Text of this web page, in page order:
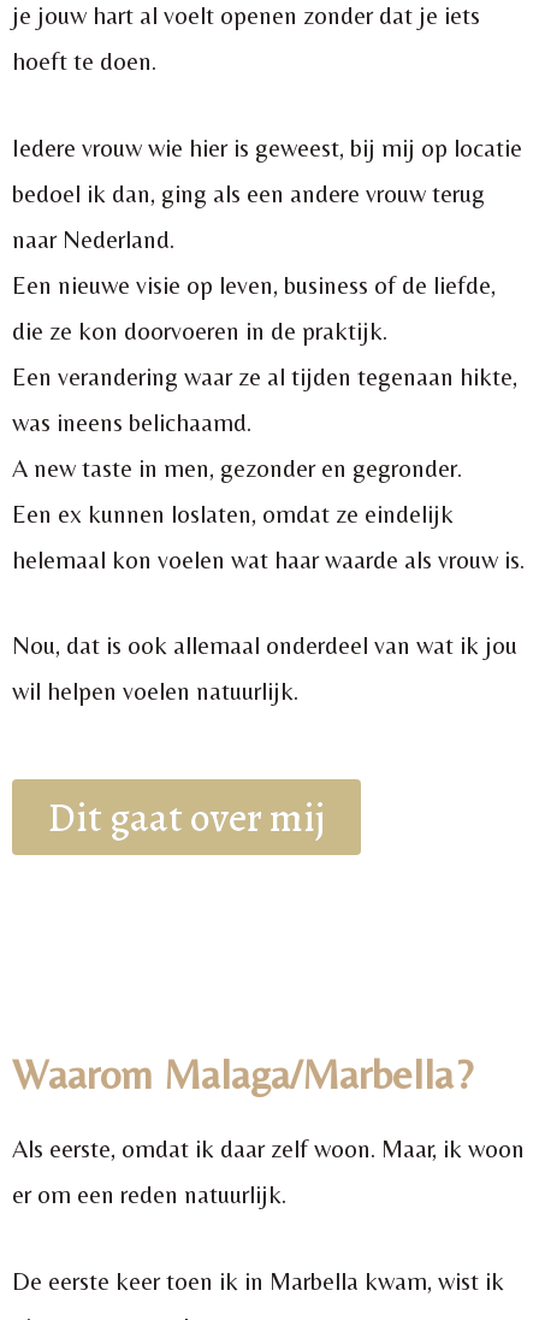
je jouw hart al voelt openen zonder dat je iets
hoeft te doen.
Iedere vrouw wie hier is geweest, bij mij op locatie
bedoel ik dan, ging als een andere vrouw terug
naar Nederland.
Een nieuwe visie op leven, business of de liefde,
die ze kon doorvoeren in de praktijk.
Een verandering waar ze al tijden tegenaan hikte,
was ineens belichaamd.
A new taste in men, gezonder en gegronder.
Een ex kunnen loslaten, omdat ze eindelijk
helemaal kon voelen wat haar waarde als vrouw is.
Nou, dat is ook allemaal onderdeel van wat ik jou
wil helpen voelen natuurlijk.
Dit gaat over mij
Waarom Malaga/Marbella?
Als eerste, omdat ik daar zelf woon. Maar, ik woon
er om een reden natuurlijk.
De eerste keer toen ik in Marbella kwam, wist ik